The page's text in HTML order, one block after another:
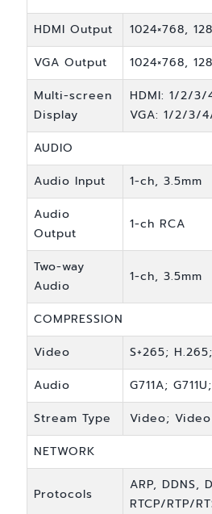
HDMI Output
1024×768,
VGA Output
1024×768,
Multi-screen
Display
HDMI: 1/2/
VGA: 1/2/3/
AUDIO
Audio Input
1-ch, 3.5mm
Audio
Output
1-ch RCA
Two-way
Audio
1-ch, 3.5mm
COMPRESSION
Video
S+265;
Audio
G711A;
Stream Type
Video;
NETWORK
Protocols
ARP, DDNS,
RTCP/RTP/